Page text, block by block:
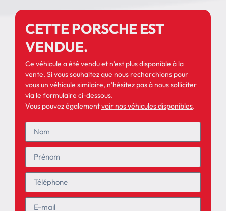
CETTE PORSCHE EST
VENDUE.
Ce véhicule a été vendu et n’est plus disponible à la
vente. Si vous souhaitez que nous recherchions pour
vous un véhicule similaire, n’hésitez pas à nous solliciter
via le formulaire ci-dessous.
Vous pouvez égalementvoir nos véhicules disponibles.